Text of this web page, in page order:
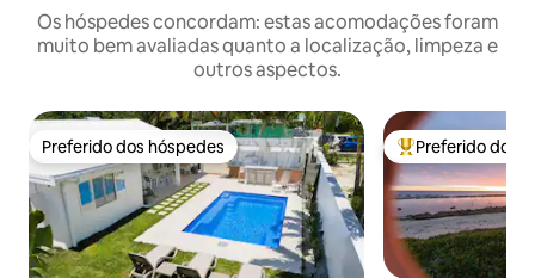
Os hóspedes concordam: estas acomodações foram
muito bem avaliadas quanto a localização, limpeza e
outros aspectos.
Preferido dos hóspedes
Preferido dos hóspedes Entre os
Preferido dos